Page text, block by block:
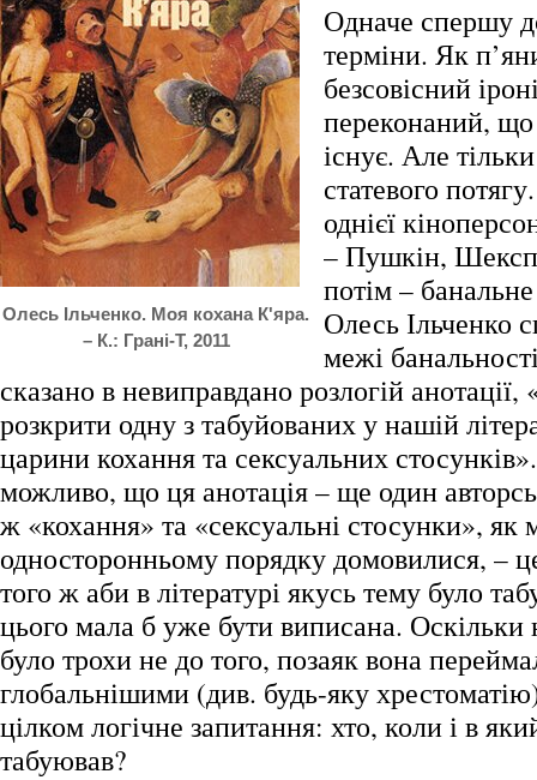
Олесь Ільченко. Моя кохана К'яра.
– К.: Грані-Т, 2011
Одначе спершу
терміни. Як
безсовісний
переконаний,
існує. Але
статевого
однієї
– Пушкін,
потім –
Олесь Ільченко
межі
сказано в невиправдано розлогій
розкрити одну з табуйованих у нашій
царини кохання та сексуальних
можливо, що ця анотація – ще один
ж «кохання» та «сексуальні стосунки», як
односторонньому порядку домовилися, –
того ж аби в літературі якусь тему було
цього мала б уже бути виписана. Оскільки
було трохи не до того, позаяк вона
глобальнішими (див. будь-яку
цілком логічне запитання: хто, коли і в
табуював?